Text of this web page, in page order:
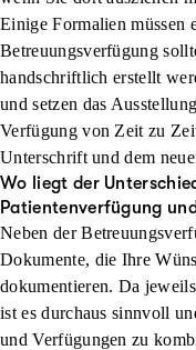
Einige Formalien müssen
Betreuungsverfügung
handschriftlich erstellt
und setzen das
Verfügung von Zeit zu
Unterschrift und dem
Wo liegt der
Patientenverfügung
Neben der
Dokumente, die Ihre
dokumentieren. Da
ist es durchaus sinnvoll
und Verfügungen zu